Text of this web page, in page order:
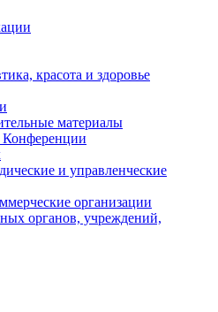
красота и здоровье
материалы
и управленческие
организации
органов, учреждений,